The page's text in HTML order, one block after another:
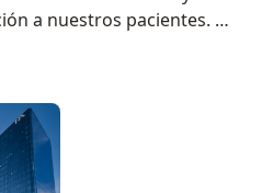
a nuestros pacientes.